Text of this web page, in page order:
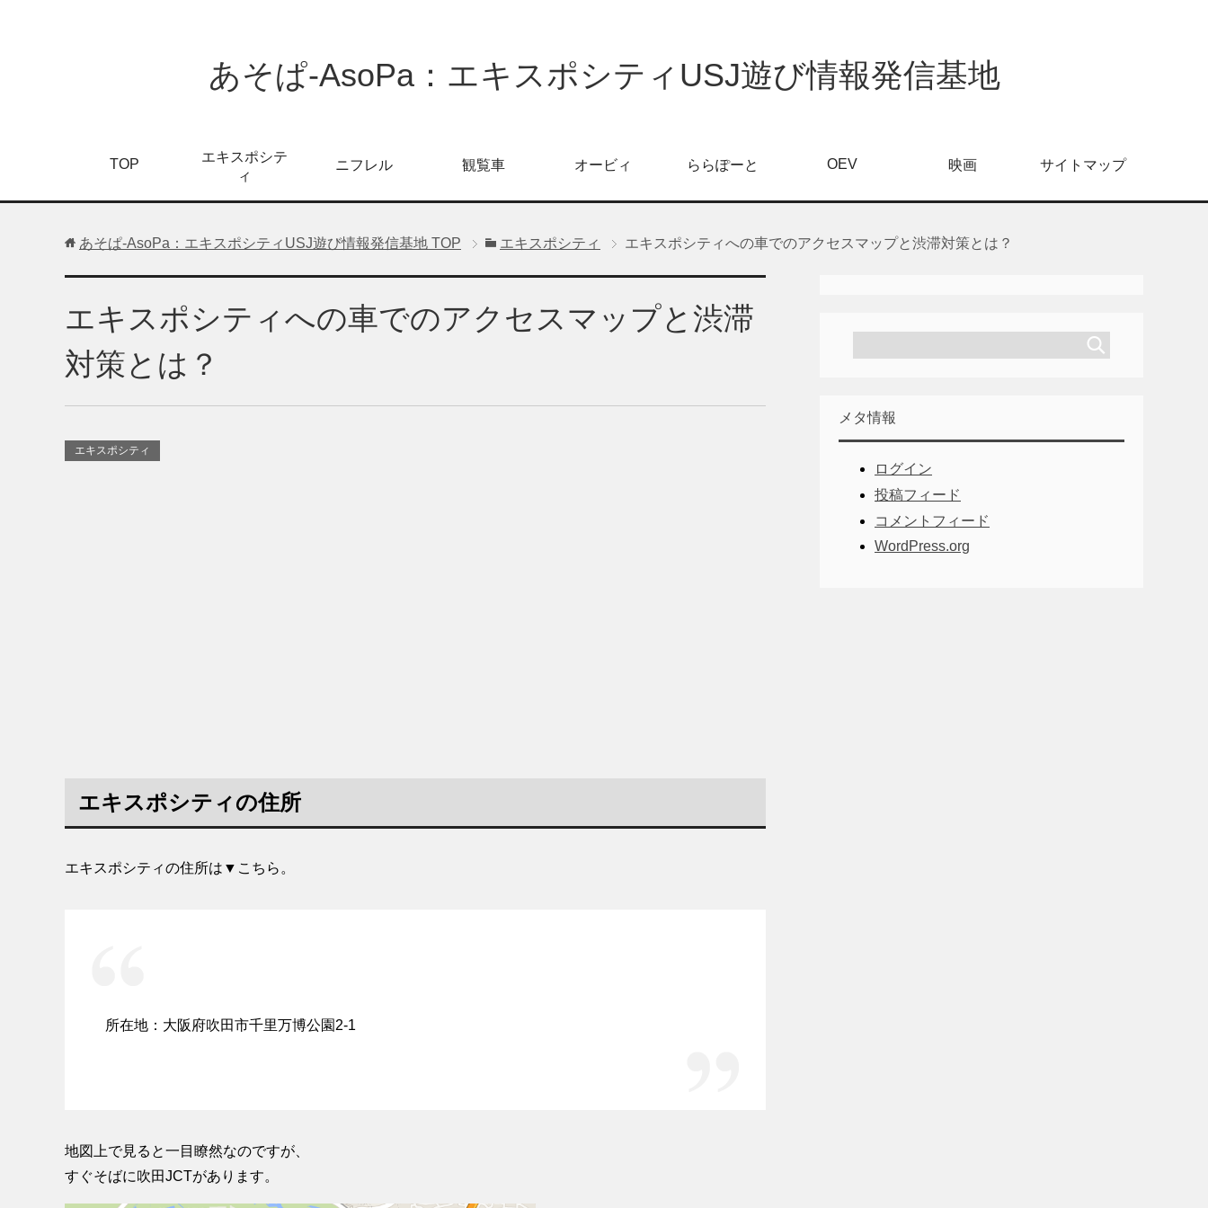
あそぱ-AsoPa：エキスポシティUSJ遊び情報発信基地
TOP
エキスポシテ
ィ
ニフレル 観覧車 オービィ ららぽーと OEV 映画 サイトマップ
あそぱ-AsoPa：エキスポシティUSJ遊び情報発信基地 TOP エキスポシティ エキスポシティへの車でのアクセスマップと渋滞対策とは？
エキスポシティへの車でのアクセスマップと渋滞
対策とは？
エキスポシティ
エキスポシティの住所
エキスポシティの住所は▼こちら。
所在地：大阪府吹田市千里万博公園2-1
地図上で見ると一目瞭然なのですが、
すぐそばに吹田JCTがあります。
メタ情報
ログイン
投稿フィード
コメントフィード
WordPress.org